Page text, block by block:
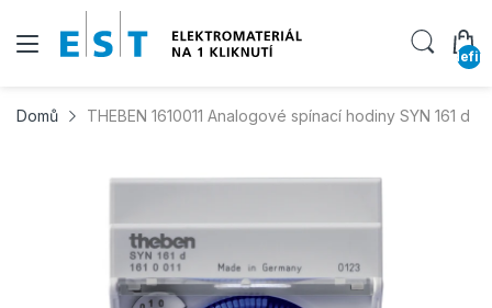
Domů THEBEN 1610011 Analogové spínací hodiny SYN 161 d